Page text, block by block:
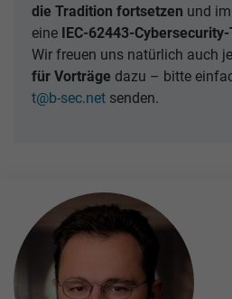
die Tradition fortsetzen und im
eine
IEC-62443-
Wir freuen uns natürlich auch
für Vorträge dazu – bitte
t@b-sec.net senden.